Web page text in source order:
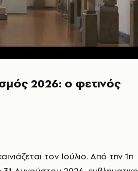
2026: ο φετινός
τον Ιούλιο. Από την 1η